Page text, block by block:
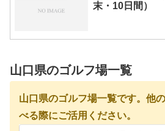
末・10日間）
山口県のゴルフ場一覧
山口県のゴルフ場一覧です。他
べる際にご活用ください。